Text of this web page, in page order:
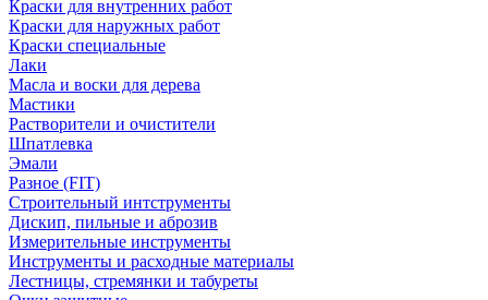
Краски для внутренних работ
Краски для наружных работ
Краски специальные
Лаки
Масла и воски для дерева
Мастики
Растворители и очистители
Шпатлевка
Эмали
Разное (FIT)
Строительный интструменты
Дискип, пильные и аброзив
Измерительные инструменты
Инструменты и расходные материалы
Лестницы, стремянки и табуреты